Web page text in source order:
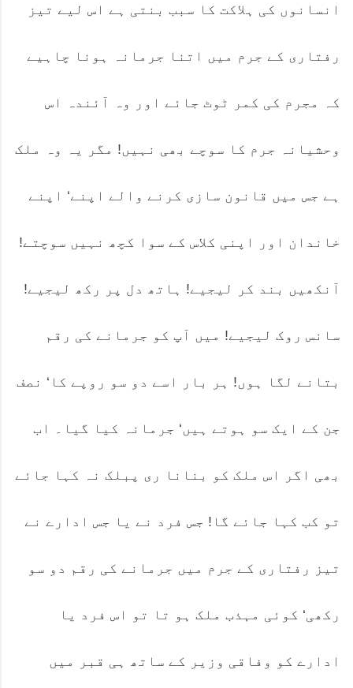
انسانوں کی ہلاکت کا سبب بنتی ہے اس لیے تیز
رفتاری کے جرم میں اتنا جرمانہ ہونا چاہیے
کہ مجرم کی کمر ٹوٹ جائے اور وہ آئندہ اس
وحشیانہ جرم کا سوچے بھی نہیں! مگر یہ وہ ملک
ہے جس میں قانون سازی کرنے والے اپنے‘ اپنے
خاندان اور اپنی کلاس کے سوا کچھ نہیں سوچتے!
آنکھیں بند کر لیجیے! ہاتھ دل پر رکھ لیجیے!
سانس روک لیجیے! میں آپ کو جرمانے کی رقم
بتانے لگا ہوں! ہر بار اسے دو سو روپے کا‘ نصف
جن کے ایک سو ہوتے ہیں‘ جرمانہ کیا گیا۔ اب
بھی اگر اس ملک کو بنانا ری پبلک نہ کہا جائے
تو کب کہا جائے گا! جس فرد نے یا جس ادارے نے
تیز رفتاری کے جرم میں جرمانے کی رقم دو سو
رکھی‘ کوئی مہذب ملک ہو تا تو اس فرد یا
ادارے کو وفاقی وزیر کے ساتھ ہی قبر میں